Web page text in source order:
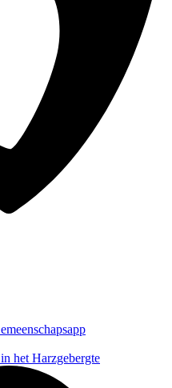
het Harzgebergte